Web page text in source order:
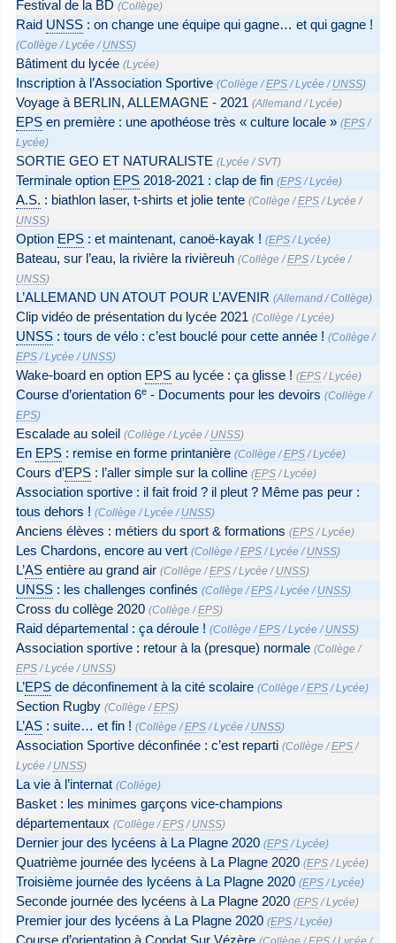
Festival de la BD (Collège)
Raid UNSS : on change une équipe qui gagne… et qui gagne !
(Collège /Lycée / UNSS)
Bâtiment du lycée (Lycée)
Inscription à l’Association Sportive (Collège /EPS /Lycée / UNSS)
Voyage à BERLIN, ALLEMAGNE - 2021 (Allemand /Lycée)
EPS en première : une apothéose très « culture locale » (EPS /
Lycée)
SORTIE GEO ET NATURALISTE (Lycée /SVT)
Terminale option EPS 2018-2021 : clap de fin (EPS /Lycée)
A.S. : biathlon laser, t-shirts et jolie tente (Collège /EPS /Lycée /
UNSS)
Option EPS : et maintenant, canoë-kayak ! (EPS /Lycée)
Bateau, sur l’eau, la rivière la rivièreuh (Collège /EPS /Lycée /
UNSS)
L’ALLEMAND UN ATOUT POUR L’AVENIR (Allemand /Collège)
Clip vidéo de présentation du lycée 2021 (Collège /Lycée)
UNSS : tours de vélo : c’est bouclé pour cette année ! (Collège /
EPS /Lycée / UNSS)
Wake-board en option EPS au lycée : ça glisse ! (EPS /Lycée)
Course d’orientation 6e - Documents pour les devoirs (Collège /
EPS)
Escalade au soleil (Collège /Lycée / UNSS)
En EPS : remise en forme printanière (Collège /EPS /Lycée)
Cours d’EPS : l’aller simple sur la colline (EPS /Lycée)
Association sportive : il fait froid ? il pleut ? Même pas peur :
tous dehors ! (Collège /Lycée / UNSS)
Anciens élèves : métiers du sport & formations (EPS /Lycée)
Les Chardons, encore au vert (Collège /EPS /Lycée / UNSS)
L’AS entière au grand air (Collège /EPS /Lycée / UNSS)
UNSS : les challenges confinés (Collège /EPS /Lycée / UNSS)
Cross du collège 2020 (Collège /EPS)
Raid départemental : ça déroule ! (Collège /EPS /Lycée / UNSS)
Association sportive : retour à la (presque) normale (Collège /
EPS /Lycée / UNSS)
L’EPS de déconfinement à la cité scolaire (Collège /EPS /Lycée)
Section Rugby (Collège /EPS)
L’AS : suite… et fin ! (Collège /EPS /Lycée / UNSS)
Association Sportive déconfinée : c’est reparti (Collège /EPS /
Lycée / UNSS)
La vie à l’internat (Collège)
Basket : les minimes garçons vice-champions
départementaux (Collège /EPS / UNSS)
Dernier jour des lycéens à La Plagne 2020 (EPS /Lycée)
Quatrième journée des lycéens à La Plagne 2020 (EPS /Lycée)
Troisième journée des lycéens à La Plagne 2020 (EPS /Lycée)
Seconde journée des lycéens à La Plagne 2020 (EPS /Lycée)
Premier jour des lycéens à La Plagne 2020 (EPS /Lycée)